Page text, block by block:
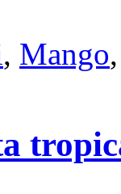
, Mango